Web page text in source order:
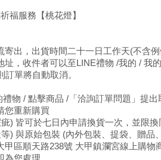
福服務【桃花燈】
出，出貨時間二十一日工作天(不含
址，收件者可以至LINE禮物 /我的 / 我
單將自動取消。
物 / 點擊商品 /「洽詢訂單問題」提出
您重新購買
) 皆可於七日內申請換貨一次，並限
) 與原始包裝 (內外包裝、提袋、贈品
區順天路238號 大甲鎮瀾宮線上購物